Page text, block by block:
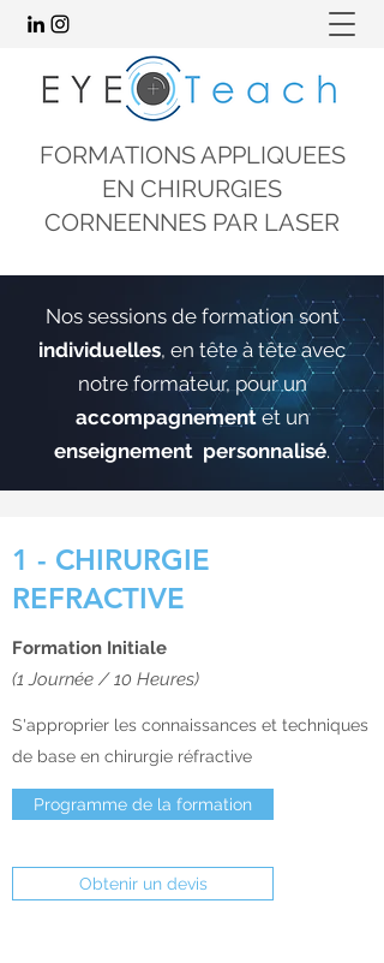
FORMATIONS APPLIQUEES
EN CHIRURGIES
CORNEENNES PAR LASER
Nos sessions de formation sont
individuelles, en tête à tête avec
notre formateur, pour un
accompagnementet un
enseignement personnalisé.
1 - CHIRURGIE
REFRACTIVE
Formation Initiale
(1 Journée / 10 Heures)
S'approprier les connaissances et techniques
de base en chirurgie réfractive
Programme de la formation
Obtenir un devis